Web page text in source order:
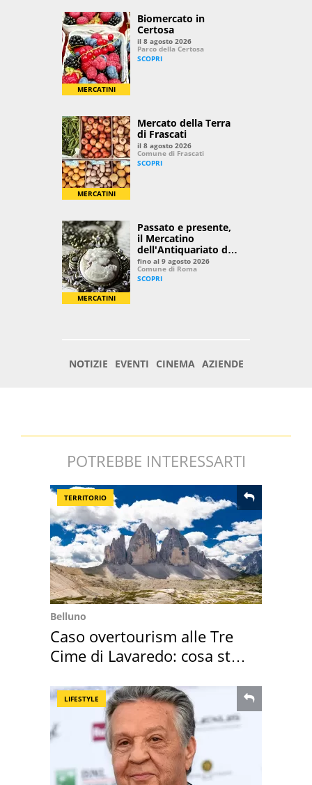
POTREBBE INTERESSARTI
TERRITORIO
Belluno
Caso overtourism alle Tre
Cime di Lavaredo: cosa sta
LIFESTYLE